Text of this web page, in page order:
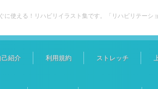
に使える！リハビリイラスト集です。「リハビリテーシ
己紹介 利用規約 ストレッチ